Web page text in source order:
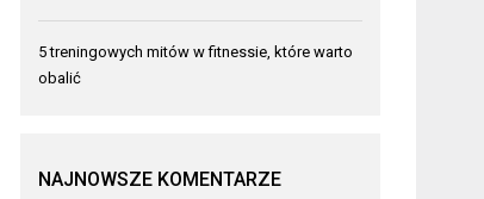
5 treningowych mitów w fitnessie, które warto
obalić
NAJNOWSZE KOMENTARZE